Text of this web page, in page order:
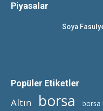
Piyasalar
Soya
Popüler Etiketler
Altın borsa borsa